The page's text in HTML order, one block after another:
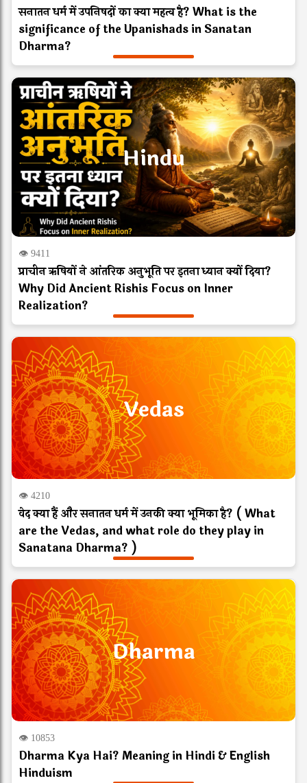
सनातन धर्म में उपनिषदों का क्या महत्व है? What is the
significance of the Upanishads in Sanatan
Dharma?
Hindu
👁 9411
प्राचीन ऋषियों ने आंतरिक अनुभूति पर इतना ध्यान क्यों दिया?
Why Did Ancient Rishis Focus on Inner
Realization?
Vedas
👁 4210
वेद क्या हैं और सनातन धर्म में उनकी क्या भूमिका है? ( What
are the Vedas, and what role do they play in
Sanatana Dharma? )
Dharma
👁 10853
Dharma Kya Hai? Meaning in Hindi & English
Hinduism